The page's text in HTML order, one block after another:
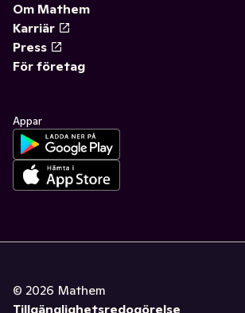
Om Mathem
Karriär
Press
För företag
Appar
© 2026 Mathem
Tillgänglighetsredogörelse